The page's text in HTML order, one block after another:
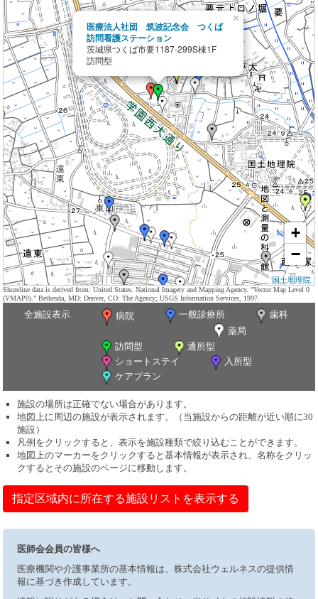
医療法人社団 筑波記念会 つくば
訪問看護ステーション
茨城県つくば市要1187-299S棟1F
訪問型
×
+
−
国土地理院
Shoreline data is derived from: United States. National Imagery and Mapping Agency. "Vector Map Level 0
(VMAP0)." Bethesda, MD: Denver, CO: The Agency; USGS Information Services, 1997.
全施設表示 病院 一般診療所
歯科
薬局
訪問型
通所型
ショートステイ
入所型
ケアプラン
施設の場所は正確でない場合があります。
地図上に周辺の施設が表示されます。（当施設からの距離が近い順に30
施設）
凡例をクリックすると、表示を施設種類で絞り込むことができます。
地図上のマーカーをクリックすると基本情報が表示され、名称をクリッ
クするとその施設のページに移動します。
指定区域内に所在する施設リストを表示する
医師会会員の皆様へ
医療機関や介護事業所の基本情報は、株式会社ウェルネスの提供情
報に基づき作成しています。